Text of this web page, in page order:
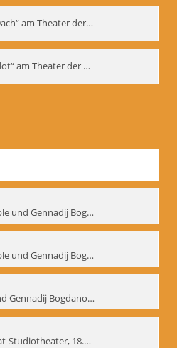
„Karlsson vom Dach“ am Theater der Satire, Moskau 1985
„Warten auf Godot“ am Theater der Saire, Moskau 1980er
Phoenix Ensemble und Gennadij Bogdanow; BM-img-105-9
Phoenix Ensemble und Gennadij Bogdanow; BM-img-105-10
Martin Engler und Gennadij Bogdanow; BM-img-113
Diskussion im bat-Studiotheater, 18.09.1995; BM-img-127-3